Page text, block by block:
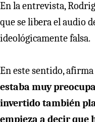
En la entrevista,
que se libera el audio
ideológicamente falsa.
En este sentido, afirma
estaba muy
invertido también
empieza a decir que